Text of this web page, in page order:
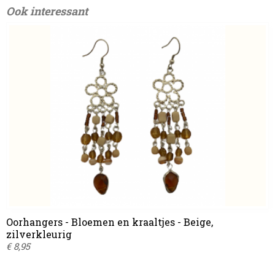
Ook interessant
Oorhangers - Bloemen en kraaltjes - Beige,
zilverkleurig
€ 8,95